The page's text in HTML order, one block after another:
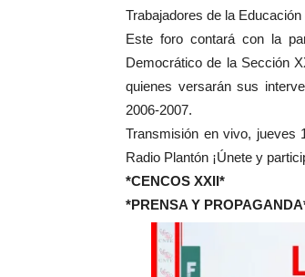
Trabajadores de la Educación
Este foro contará con la
Democrático de la Sección
quienes versarán sus
2006-2007.
Transmisión en vivo, jueves
Radio Plantón ¡Únete y
*CENCOS XXII*
*PRENSA Y